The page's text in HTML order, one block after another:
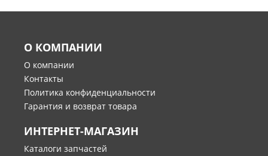
О КОМПАНИИ
О компании
Контакты
Политика конфиденциальности
Гарантия и возврат товара
ИНТЕРНЕТ-МАГАЗИН
Каталоги запчастей